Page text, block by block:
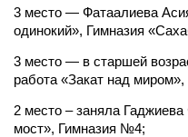
3 место — Фатаалиева
одинокий», Гимназия
3 место — в старшей
работа «Закат над
2 место – заняла
мост», Гимназия №4;